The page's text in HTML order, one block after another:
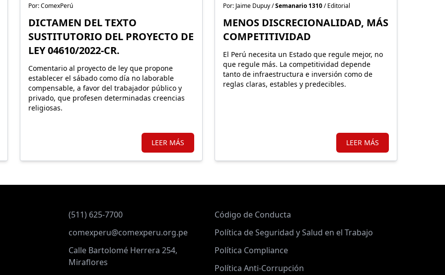
Por: ComexPerú
DICTAMEN DEL TEXTO
SUSTITUTORIO DEL PROYECTO DE
LEY 04610/2022-CR.
Comentario al proyecto de ley que propone
establecer el sábado como día no laborable
compensable, a favor del trabajador público y
privado, que profesen determinadas creencias
religiosas.
LEER MÁS
Por: Jaime Dupuy /Semanario 1310/ Editorial
MENOS DISCRECIONALIDAD, MÁS
COMPETITIVIDAD
El Perú necesita un Estado que regule mejor, no
que regule más. La competitividad depende
tanto de infraestructura e inversión como de
reglas claras, estables y predecibles.
LEER MÁS
(511) 625-7700
comexperu@comexperu.org.pe
Calle Bartolomé Herrera 254,
Miraflores
Código de Conducta
Política de Seguridad y Salud en el Trabajo
Política Compliance
Política Anti-Corrupción